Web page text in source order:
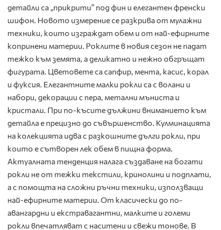
детайли са „прикрити” под фин и елегантен френски
шифон. Новото измерение се разкрива от мулажни
техники, които изграждат обем и от най-ефирните
копринени материи. Роклите в новия сезон не падат
тежко към земята, а деликатно и нежно обгръщат
фигурата. Цветовете са сапфир, мента, касис, корал
и фуксия. Елегантните малки рокли са с волани и
набори, декорации с пера, метални мъниста и
кристали. При по-късите дължини вниманието към
детайла е прецизно до съвършенство. Кулминацията
на колекцията идва с разкошните дълги рокли, при
които е сътворен лек обем в пищна форма.
Актуалната тенденция налага създаване на богати
рокли не от тежки текстили, кринолини и подплати,
а с помощта на сложни ръчни техники, използващи
най-ефирните материи. От класически до по-
авангардни и екстравагантни, малките и големи
рокли впечатляват с наситени и свежи тонове. В